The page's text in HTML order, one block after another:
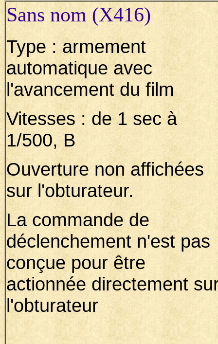
Sans nom (X416)
Type : armement
automatique avec
l'avancement du film
Vitesses : de 1 sec à
1/500, B
Ouverture non affichées
sur l'obturateur.
La commande de
déclenchement n'est pas
conçue pour être
actionnée directement
l'obturateur